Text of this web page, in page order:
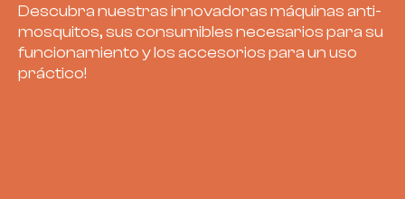
Descubra nuestras innovadoras máquinas anti-
mosquitos, sus consumibles necesarios para su
funcionamiento y los accesorios para un uso
práctico!